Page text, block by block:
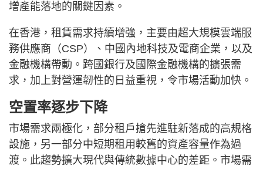
增產能落地的關鍵因素。
在香港，租賃需求持續增強，主要由超大規模雲端服
務供應商（CSP）、中國內地科技及電商企業，以及
金融機構帶動。跨國銀行及國際金融機構的擴張需
求，加上對營運韌性的日益重視，令市場活動加快。
空置率逐步下降
市場需求兩極化，部分租戶搶先進駐新落成的高規格
設施，另一部分中短期租用較舊的資產容量作為過
渡。此趨勢擴大現代與傳統數據中心的差距。市場需